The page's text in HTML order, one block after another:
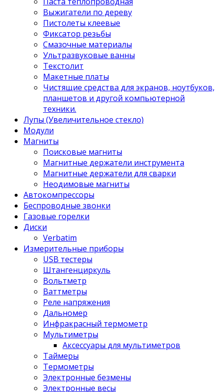
Выжигатели по дереву
Пистолеты клеевые
Фиксатор резьбы
Смазочные материалы
Ультразвуковые ванны
Текстолит
Макетные платы
Чистящие средства для экранов, ноутбуков,
планшетов и другой компьютерной
техники.
Лупы (Увеличительное стекло)
Модули
Магниты
Поисковые магниты
Магнитные держатели инструмента
Магнитные держатели для сварки
Неодимовые магниты
Автокомпрессоры
Беспроводные звонки
Газовые горелки
Диски
Verbatim
Измерительные приборы
USB тестеры
Штангенциркуль
Вольтметр
Ваттметры
Реле напряжения
Дальномер
Инфракрасный термометр
Мультиметры
Аксессуары для мультиметров
Таймеры
Термометры
Электронные безмены
Электронные весы